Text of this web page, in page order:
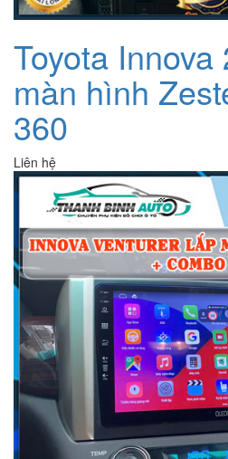
Toyota Innova
màn hình
360
Liên hệ